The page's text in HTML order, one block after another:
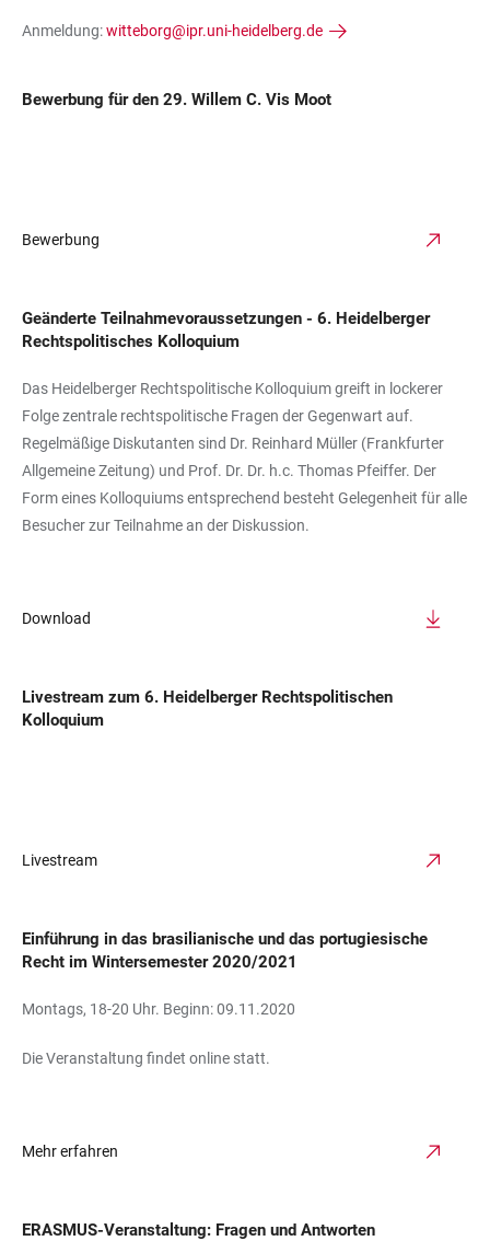
Anmeldung:witteborg@ipr.uni-heidelberg.de
Bewerbung für den 29. Willem C. Vis Moot
Bewerbung
Geänderte Teilnahmevoraussetzungen - 6. Heidelberger
Rechtspolitisches Kolloquium
Das Heidelberger Rechtspolitische Kolloquium greift in lockerer
Folge zentrale rechtspolitische Fragen der Gegenwart auf.
Regelmäßige Diskutanten sind Dr. Reinhard Müller (Frankfurter
Allgemeine Zeitung) und Prof. Dr. Dr. h.c. Thomas Pfeiffer. Der
Form eines Kolloquiums entsprechend besteht Gelegenheit für alle
Besucher zur Teilnahme an der Diskussion.
Download
Livestream zum 6. Heidelberger Rechtspolitischen
Kolloquium
Livestream
Einführung in das brasilianische und das portugiesische
Recht im Wintersemester 2020/2021
Montags, 18-20 Uhr. Beginn: 09.11.2020
Die Veranstaltung findet online statt.
Mehr erfahren
ERASMUS-Veranstaltung: Fragen und Antworten